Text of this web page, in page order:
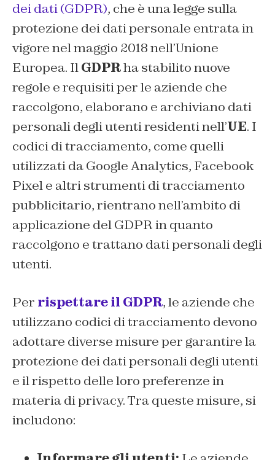
dei dati (GDPR), che è una legge sulla
protezione dei dati personale entrata in
vigore nel maggio 2018 nell’Unione
Europea. IlGDPRha stabilito nuove
regole e requisiti per le aziende che
raccolgono, elaborano e archiviano dati
personali degli utenti residenti nell’UE. I
codici di tracciamento, come quelli
utilizzati da Google Analytics, Facebook
Pixel e altri strumenti di tracciamento
pubblicitario, rientrano nell’ambito di
applicazione del GDPR in quanto
raccolgono e trattano dati personali degli
utenti.
Per rispettare il GDPR, le aziende che
utilizzano codici di tracciamento devono
adottare diverse misure per garantire la
protezione dei dati personali degli utenti
e il rispetto delle loro preferenze in
materia di privacy. Tra queste misure, si
includono: